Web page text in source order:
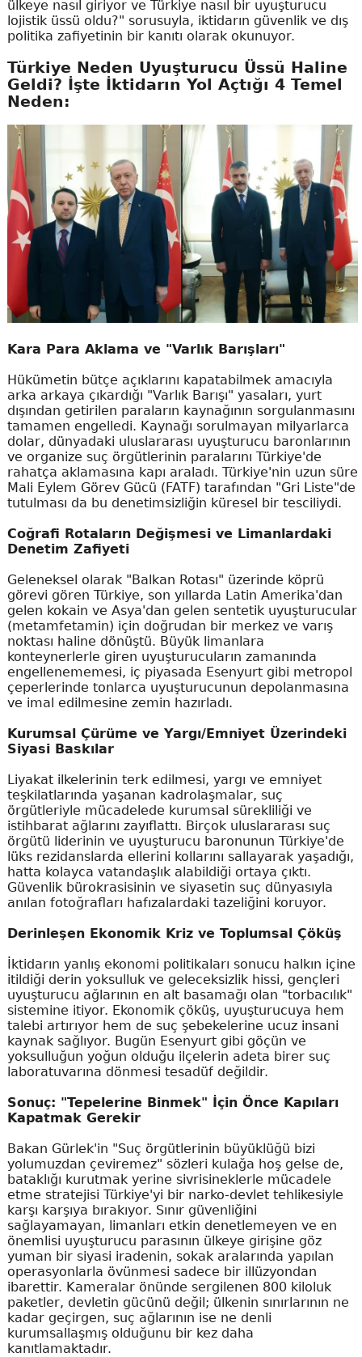
ülkeye nasıl giriyor ve Türkiye nasıl bir uyuşturucu
lojistik üssü oldu?" sorusuyla, iktidarın güvenlik ve dış
politika zafiyetinin bir kanıtı olarak okunuyor.
Türkiye Neden Uyuşturucu Üssü Haline
Geldi? İşte İktidarın Yol Açtığı 4 Temel
Neden:
Kara Para Aklama ve "Varlık Barışları"
Hükümetin bütçe açıklarını kapatabilmek amacıyla
arka arkaya çıkardığı "Varlık Barışı" yasaları, yurt
dışından getirilen paraların kaynağının sorgulanmasını
tamamen engelledi. Kaynağı sorulmayan milyarlarca
dolar, dünyadaki uluslararası uyuşturucu baronlarının
ve organize suç örgütlerinin paralarını Türkiye'de
rahatça aklamasına kapı araladı. Türkiye'nin uzun süre
Mali Eylem Görev Gücü (FATF) tarafından "Gri Liste"de
tutulması da bu denetimsizliğin küresel bir tesciliydi.
Coğrafi Rotaların Değişmesi ve Limanlardaki
Denetim Zafiyeti
Geleneksel olarak "Balkan Rotası" üzerinde köprü
görevi gören Türkiye, son yıllarda Latin Amerika'dan
gelen kokain ve Asya'dan gelen sentetik uyuşturucular
(metamfetamin) için doğrudan bir merkez ve varış
noktası haline dönüştü. Büyük limanlara
konteynerlerle giren uyuşturucuların zamanında
engellenememesi, iç piyasada Esenyurt gibi metropol
çeperlerinde tonlarca uyuşturucunun depolanmasına
ve imal edilmesine zemin hazırladı.
Kurumsal Çürüme ve Yargı/Emniyet Üzerindeki
Siyasi Baskılar
Liyakat ilkelerinin terk edilmesi, yargı ve emniyet
teşkilatlarında yaşanan kadrolaşmalar, suç
örgütleriyle mücadelede kurumsal sürekliliği ve
istihbarat ağlarını zayıflattı. Birçok uluslararası suç
örgütü liderinin ve uyuşturucu baronunun Türkiye'de
lüks rezidanslarda ellerini kollarını sallayarak yaşadığı,
hatta kolayca vatandaşlık alabildiği ortaya çıktı.
Güvenlik bürokrasisinin ve siyasetin suç dünyasıyla
anılan fotoğrafları hafızalardaki tazeliğini koruyor.
Derinleşen Ekonomik Kriz ve Toplumsal Çöküş
İktidarın yanlış ekonomi politikaları sonucu halkın içine
itildiği derin yoksulluk ve geleceksizlik hissi, gençleri
uyuşturucu ağlarının en alt basamağı olan "torbacılık"
sistemine itiyor. Ekonomik çöküş, uyuşturucuya hem
talebi artırıyor hem de suç şebekelerine ucuz insani
kaynak sağlıyor. Bugün Esenyurt gibi göçün ve
yoksulluğun yoğun olduğu ilçelerin adeta birer suç
laboratuvarına dönmesi tesadüf değildir.
Sonuç: "Tepelerine Binmek" İçin Önce Kapıları
Kapatmak Gerekir
Bakan Gürlek'in "Suç örgütlerinin büyüklüğü bizi
yolumuzdan çeviremez" sözleri kulağa hoş gelse de,
bataklığı kurutmak yerine sivrisineklerle mücadele
etme stratejisi Türkiye'yi bir narko-devlet tehlikesiyle
karşı karşıya bırakıyor. Sınır güvenliğini
sağlayamayan, limanları etkin denetlemeyen ve en
önemlisi uyuşturucu parasının ülkeye girişine göz
yuman bir siyasi iradenin, sokak aralarında yapılan
operasyonlarla övünmesi sadece bir illüzyondan
ibarettir. Kameralar önünde sergilenen 800 kiloluk
paketler, devletin gücünü değil; ülkenin sınırlarının ne
kadar geçirgen, suç ağlarının ise ne denli
kurumsallaşmış olduğunu bir kez daha
kanıtlamaktadır.